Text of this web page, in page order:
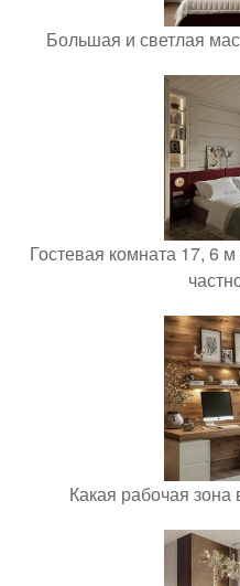
Большая и светлая
Гостевая комната 17, 6
Какая рабочая